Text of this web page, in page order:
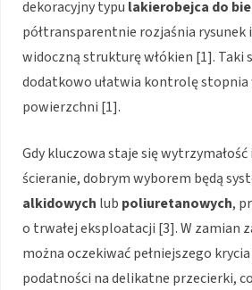
dekoracyjny typu lakierobejca do
półtransparentnie rozjaśnia rysunek
widoczną strukturę włókien [1]. Taki
dodatkowo ułatwia kontrolę stopnia
powierzchni [1].
Gdy kluczowa staje się
ścieranie, dobrym wyborem będą
alkidowych lub poliuretanowych,
o trwałej eksploatacji [3]. W zamian
można oczekiwać pełniejszego
podatności na delikatne przecierki,